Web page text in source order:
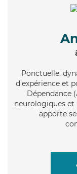
Ponctuelle,
d'expérience et
Dépendance
neurologiques et
apporte